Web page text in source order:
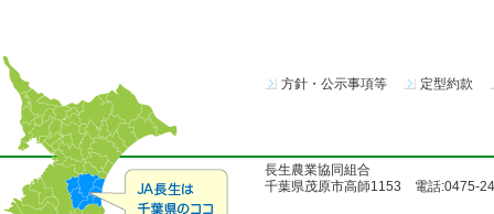
方針・公示事項等 定型約款
長生農業協同組合
千葉県茂原市高師1153 電話:0475-